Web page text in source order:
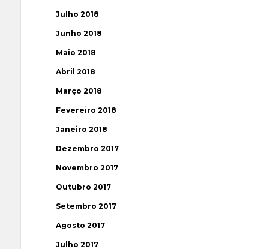
Julho 2018
Junho 2018
Maio 2018
Abril 2018
Março 2018
Fevereiro 2018
Janeiro 2018
Dezembro 2017
Novembro 2017
Outubro 2017
Setembro 2017
Agosto 2017
Julho 2017